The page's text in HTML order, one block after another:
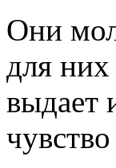
Они
для
выдает